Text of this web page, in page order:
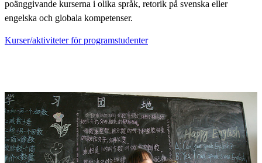
poänggivande kurserna i olika språk, retorik på svenska eller
engelska och globala kompetenser.
Kurser/aktiviteter för programstudenter